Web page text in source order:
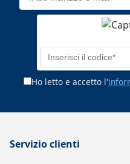
Ho letto e accetto l'
Servizio clienti